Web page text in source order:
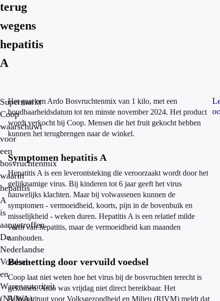
terug
wegens
hepatitis
A
Supermarkt
Coop
waarschuwt
voor
een
bosvruchtenmix
waarin
hepatitis
A
is
aangetroffen.
De
Nederlandse
Voedsel-
en
Warenautoriteit
(NVWA)
Het gaat om Ardo Bosvruchtenmix van 1 kilo, met een
houdbaarheidsdatum tot ten minste november 2024. Het product
wordt verkocht bij Coop. Mensen die het fruit gekocht hebben
kunnen het terugbrengen naar de winkel.
Symptomen hepatitis A
Hepatitis A is een leverontsteking die veroorzaakt wordt door het
gelijknamige virus. Bij kinderen tot 6 jaar geeft het virus
nauwelijks klachten. Maar bij volwassenen kunnen de
symptomen - vermoeidheid, koorts, pijn in de bovenbuik en
misselijkheid - weken duren. Hepatitis A is een relatief milde
vorm van hepatitis, maar de vermoeidheid kan maanden
aanhouden.
Besmetting door vervuild voedsel
Coop laat niet weten hoe het virus bij de bosvruchten terecht is
gekomen. Ardo was vrijdag niet direct bereikbaar. Het
Rijksinstituut voor Volksgezondheid en Milieu (RIVM) meldt dat